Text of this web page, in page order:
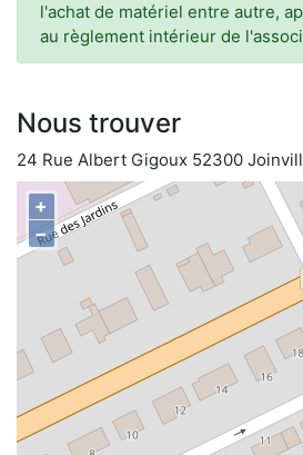
l'achat de matériel entre autre,
au règlement intérieur de
Nous trouver
24 Rue Albert Gigoux 52300
+
−